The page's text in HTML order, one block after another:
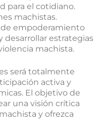
para el cotidiano.
machistas.
empoderamiento
desarrollar estrategias
machista.
será totalmente
activa y
El objetivo de
una visión crítica
y ofrezca